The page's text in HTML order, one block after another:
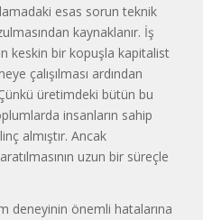
esas sorun teknik
kaynaklanır. İş
keskin bir kopuşla kapitalist
çalışılması ardından
üretimdeki bütün bu
insanların sahip
almıştır. Ancak
uzun bir süreçle
deneyinin önemli hatalarına